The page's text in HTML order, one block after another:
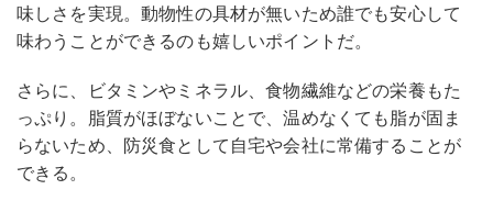
味しさを実現。動物性の具材が無いため誰でも安心して
味わうことができるのも嬉しいポイントだ。
さらに、ビタミンやミネラル、食物繊維などの栄養もた
っぷり。脂質がほぼないことで、温めなくても脂が固ま
らないため、防災食として自宅や会社に常備することが
できる。